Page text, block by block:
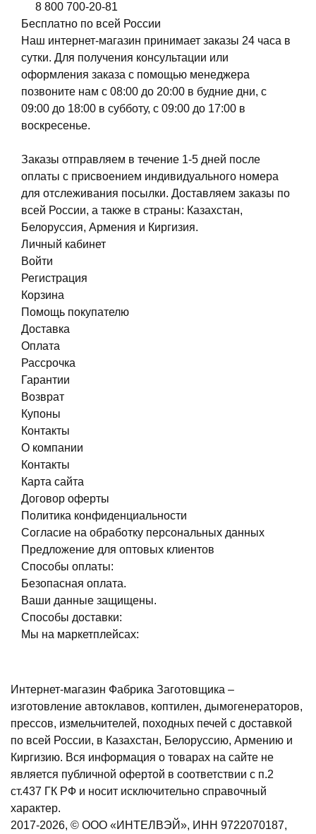
8 800 700-20-81
Бесплатно по всей России
Наш интернет-магазин принимает заказы 24 часа в
сутки. Для получения консультации или
оформления заказа с помощью менеджера
позвоните нам с 08:00 до 20:00 в будние дни, с
09:00 до 18:00 в субботу, с 09:00 до 17:00 в
воскресенье.
Заказы отправляем в течение 1-5 дней после
оплаты с присвоением индивидуального номера
для отслеживания посылки. Доставляем заказы по
всей России, а также в страны: Казахстан,
Белоруссия, Армения и Киргизия.
Личный кабинет
Войти
Регистрация
Корзина
Помощь покупателю
Доставка
Оплата
Рассрочка
Гарантии
Возврат
Купоны
Контакты
О компании
Контакты
Карта сайта
Договор оферты
Политика конфиденциальности
Согласие на обработку персональных данных
Предложение для оптовых клиентов
Способы оплаты:
Безопасная оплата.
Ваши данные защищены.
Способы доставки:
Мы на маркетплейсах:
Интернет-магазин Фабрика Заготовщика –
изготовление автоклавов, коптилен, дымогенераторов,
прессов, измельчителей, походных печей с доставкой
по всей России, в Казахстан, Белоруссию, Армению и
Киргизию. Вся информация о товарах на сайте не
является публичной офертой в соответствии с п.2
ст.437 ГК РФ и носит исключительно справочный
характер.
2017-2026, © ООО «ИНТЕЛВЭЙ», ИНН 9722070187,